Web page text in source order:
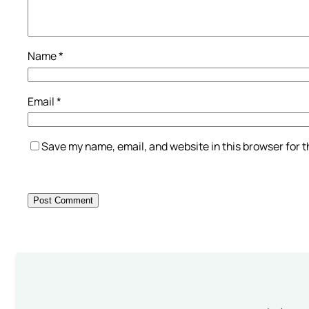
Name*
Email*
Save my name, email, and website in this browser for